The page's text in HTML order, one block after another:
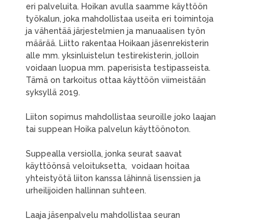
eri palveluita. Hoikan avulla saamme käyttöön
työkalun, joka mahdollistaa useita eri toimintoja
ja vähentää järjestelmien ja manuaalisen työn
määrää. Liitto rakentaa Hoikaan jäsenrekisterin
alle mm. yksinluistelun testirekisterin, jolloin
voidaan luopua mm. paperisista testipasseista.
Tämä on tarkoitus ottaa käyttöön viimeistään
syksyllä 2019.
Liiton sopimus mahdollistaa seuroille joko laajan
tai suppean Hoika palvelun käyttöönoton.
Suppealla versiolla, jonka seurat saavat
käyttöönsä veloituksetta, voidaan hoitaa
yhteistyötä liiton kanssa lähinnä lisenssien ja
urheilijoiden hallinnan suhteen.
Laaja jäsenpalvelu mahdollistaa seuran